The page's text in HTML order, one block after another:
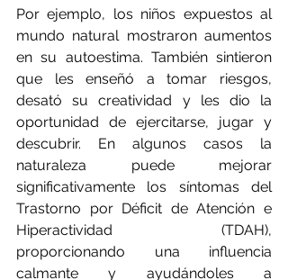
Por ejemplo, los niños expuestos al
mundo natural mostraron aumentos
en su autoestima. También sintieron
que les enseñó a tomar riesgos,
desató su creatividad y les dio la
oportunidad de ejercitarse, jugar y
descubrir. En algunos casos la
naturaleza puede mejorar
significativamente los síntomas del
Trastorno por Déficit de Atención e
Hiperactividad (TDAH),
proporcionando una influencia
calmante y ayudándoles a